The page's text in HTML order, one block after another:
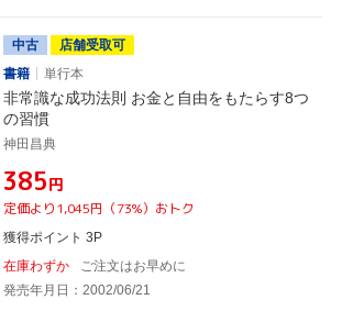
中古
店舗受取可
書籍
単行本
非常識な成功法則 お金と自由をもたらす8つ
の習慣
神田昌典
¥385円
定価より1,045円（73%）おトク
獲得ポイント 3P
在庫わずか
ご注文はお早めに
発売年月日：2002/06/21